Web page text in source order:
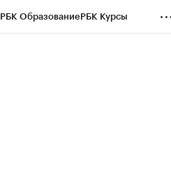
РБК ОбразованиеРБК Курсы